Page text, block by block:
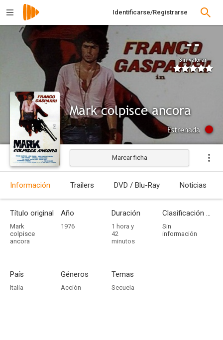
Identificarse/Registrarse
--
Sin valorar
Mark colpisce ancora
Estrenada
Marcar ficha
Información Trailers DVD / Blu-Ray Noticias
Título original
Mark
colpisce
ancora
Año
1976
Duración
1 hora y
42
minutos
Clasificación por edades
Sin
información
País
Italia
Géneros
Acción
Temas
Secuela